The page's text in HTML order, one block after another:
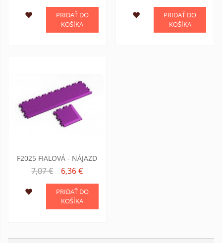
PRIDAŤ DO
KOŠÍKA
PRIDAŤ DO
KOŠÍKA
F2025 FIALOVÁ - NÁJAZD
7,07 € 6,36 €
PRIDAŤ DO
KOŠÍKA